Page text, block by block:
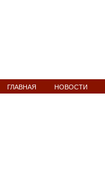
ГЛАВНАЯ НОВОСТИ